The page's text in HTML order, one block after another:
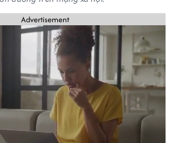
Advertisement